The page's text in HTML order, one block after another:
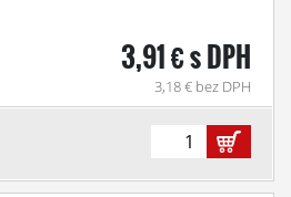
3,91 € s DPH
3,18 € bez DPH